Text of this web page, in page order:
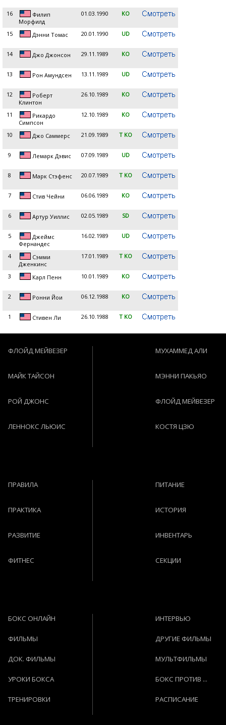
16
Филип
Морфилд
01.03.1990 KO
15 Дэнни Томас 20.01.1990 UD
14 Джо Джонсон 29.11.1989 KO
13 Рон Амундсен 13.11.1989 UD
12
Роберт
Клинтон
26.10.1989 KO
11
Рикардо
Симпсон
12.10.1989 KO
10 Джо Саммерс 21.09.1989 T KO
9 Лемарк Дэвис 07.09.1989 UD
8 Марк Стэфенс 20.07.1989 T KO
7 Стив Чейни 06.06.1989 KO
6 Артур Уиллис 02.05.1989 SD
5
Джеймс
Фернандес
16.02.1989 UD
4
Сэмми
Дженкинс
17.01.1989 T KO
3 Карл Пенн 10.01.1989 KO
2 Ронни Йои 06.12.1988 KO
1 Стивен Ли 26.10.1988 T KO
ФЛОЙД МЕЙВЕЗЕР
МАЙК ТАЙСОН
РОЙ ДЖОНС
ЛЕННОКС ЛЬЮИС
МУХАММЕД АЛИ
МЭННИ ПАКЬЯО
ФЛОЙД МЕЙВЕЗЕР
КОСТЯ ЦЗЮ
ПРАВИЛА
ПРАКТИКА
РАЗВИТИЕ
ФИТНЕС
ПИТАНИЕ
ИСТОРИЯ
ИНВЕНТАРЬ
СЕКЦИИ
БОКС ОНЛАЙН
ФИЛЬМЫ
ДОК. ФИЛЬМЫ
УРОКИ БОКСА
ТРЕНИРОВКИ
ИНТЕРВЬЮ
ДРУГИЕ ФИЛЬМЫ
МУЛЬТФИЛЬМЫ
БОКС ПРОТИВ ...
РАСПИСАНИЕ